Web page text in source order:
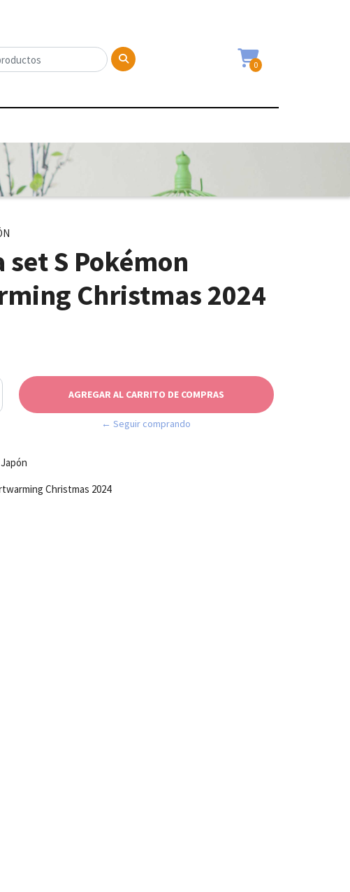
0
set S Pokémon
Christmas 2024
← Seguir comprando
Christmas 2024